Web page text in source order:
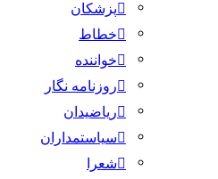
پزشکان
خطاط
خواننده
روزنامه نگار
ریاضیدان
سیاستمداران
شعرا